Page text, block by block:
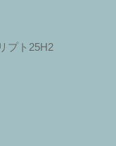
プト25H2